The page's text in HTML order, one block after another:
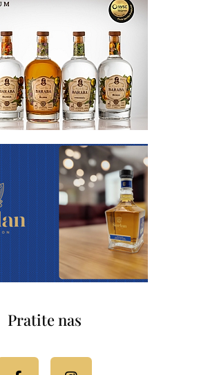
Pratite nas
f